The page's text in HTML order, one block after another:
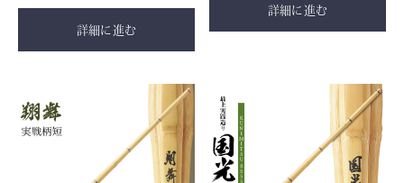
詳細に進む
詳細に進む